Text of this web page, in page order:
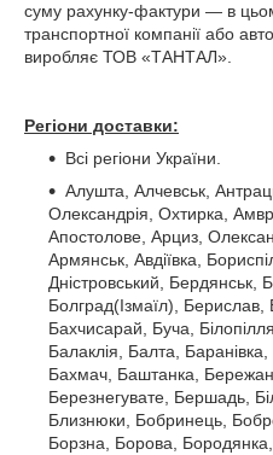
суму рахунку-фактури ― в
транспортної компанії або
виробляє ТОВ «ТАНТАЛ».
Регіони доставки:
Всі регіони України.
Алушта, Алчевськ,
Олександрія, Охтирка,
Апостолове, Арциз,
Армянськ, Авдіївка,
Дністровський, Бердянськ,
Болград(Ізмаїл), Берислав,
Бахчисарай, Буча,
Балаклія, Балта,
Бахмач, Баштанка,
Березнегувате, Бершадь,
Близнюки, Бобринець,
Борзна, Борова,